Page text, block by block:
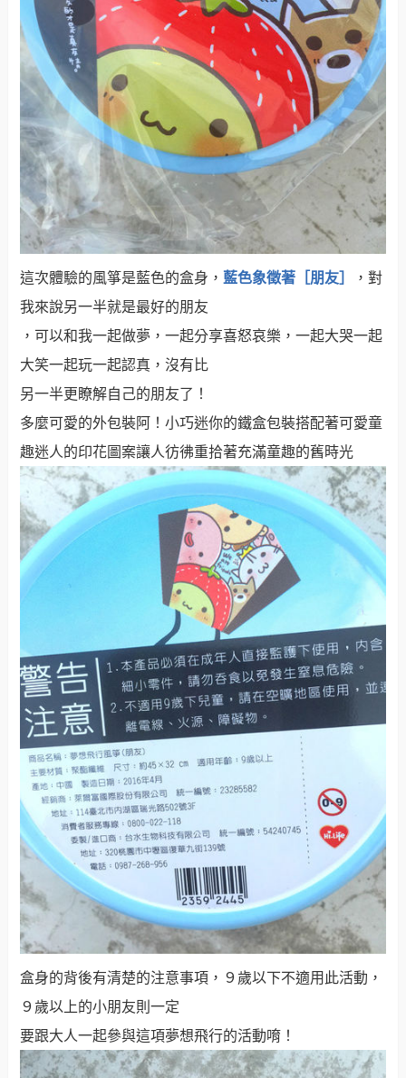
這次體驗的風箏是藍色的盒身， 藍色象徵著［朋友］
，對
我來說另一半就是最好的朋友
，可以和我一起做夢，一起分享喜怒哀樂，一起大哭一起
大笑一起玩一起認真，沒有比
另一半更瞭解自己的朋友了！
多麼可愛的外包裝阿！小巧迷你的鐵盒包裝搭配著可愛童
趣迷人的印花圖案讓人彷彿重拾著充滿童趣的舊時光
盒身的背後有清楚的注意事項，９歲以下不適用此活動，
９歲以上的小朋友則一定
要跟大人一起參與這項夢想飛行的活動唷！